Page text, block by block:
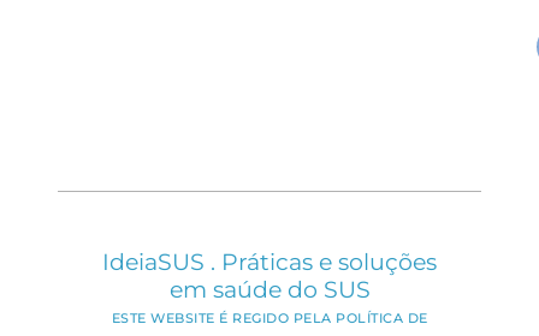
IdeiaSUS . Práticas e soluções
em saúde do SUS
ESTE WEBSITE É REGIDO PELA POLÍTICA DE